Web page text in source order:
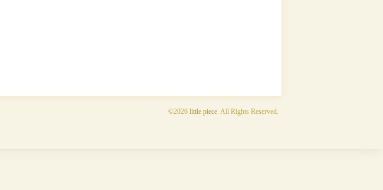
©2026 little piece . All Rights Reserved.